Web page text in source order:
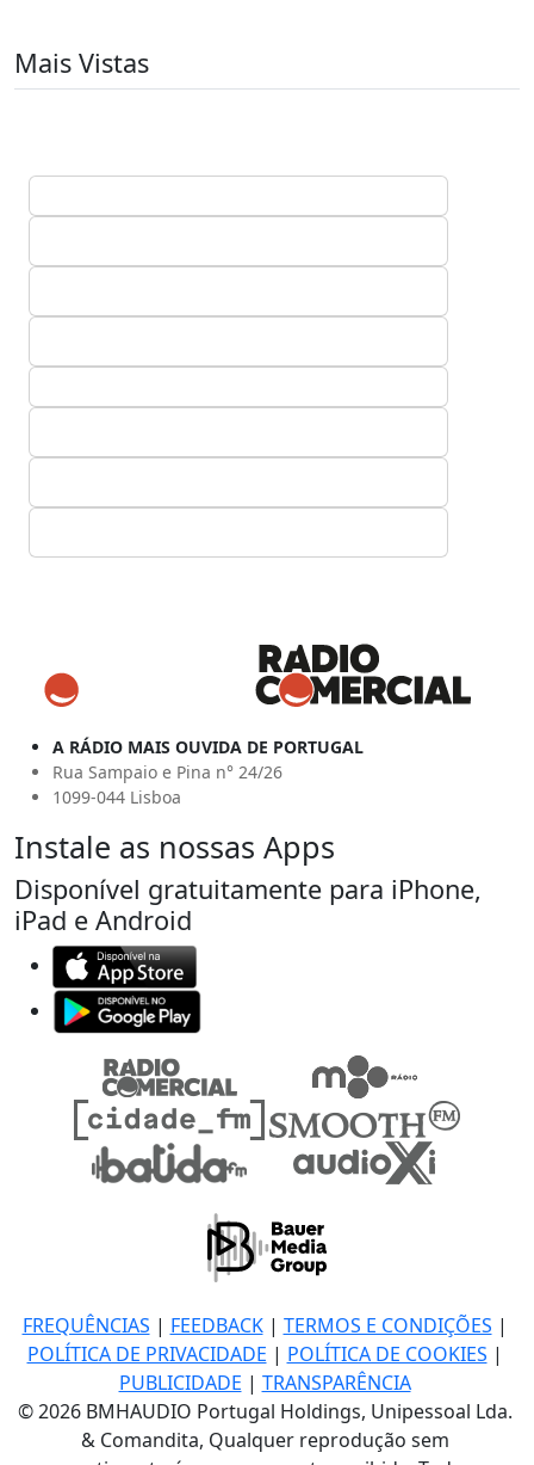
Mais Vistas
A RÁDIO MAIS OUVIDA DE PORTUGAL
Rua Sampaio e Pina n° 24/26
1099-044 Lisboa
Instale as nossas Apps
Disponível gratuitamente para iPhone,
iPad e Android
FREQUÊNCIAS | FEEDBACK| TERMOS E CONDIÇÕES |
POLÍTICA DE PRIVACIDADE | POLÍTICA DE COOKIES |
PUBLICIDADE | TRANSPARÊNCIA
© 2026 BMHAUDIO Portugal Holdings, Unipessoal Lda.
& Comandita, Qualquer reprodução sem